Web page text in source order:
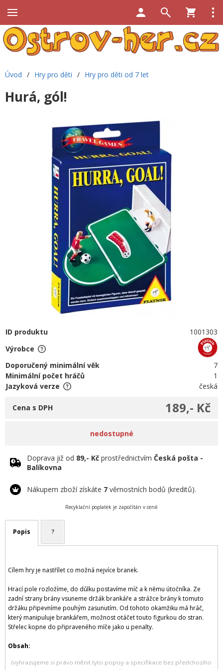
Úvod / Hry pro děti / Hry pro děti od 7 let
Hurá, gól!
ID produktu
1001303
Výrobce
Doporučený minimální věk
7
Minimální počet hráčů
1
Jazyková verze
česká
189,- Kč
Cena s DPH
nedostupné
Doprava již od 89,- Kč prostřednictvím Česká pošta -
Balíkovna
Nákupem zboží získáte 7 věrnostních bodů (kreditů).
Recyklační poplatek je započítán v ceně
Popis ?
Cílem hry je nastřílet co možná nejvíce branek.
Hrací pole rozložíme, do důlku postavíme míč a k němu útočníka. Ze
zadní strany brány vsuneme držák brankáře a strážce brány k tomuto
držáku připevníme pouhým zasunutím. Od tohoto okamžiku má hráč,
který manipuluje brankářem, možnost otáčet touto figurkou do stran.
Střelec kopne do připraveného míče jako u penalty.
Obsah:
(vyhrazujeme si právo měnit tyto popisy a specifikace bez předchozího